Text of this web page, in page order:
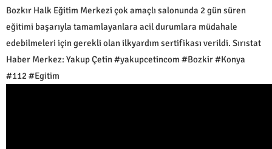
Bozkır Halk Eğitim Merkezi çok amaçlı salonunda 2 gün süren
eğitimi başarıyla tamamlayanlara acil durumlara müdahale
edebilmeleri için gerekli olan ilkyardım sertifikası verildi. Sırıstat
Haber Merkez: Yakup Çetin #yakupcetincom #Bozkir #Konya
#112 #Egitim